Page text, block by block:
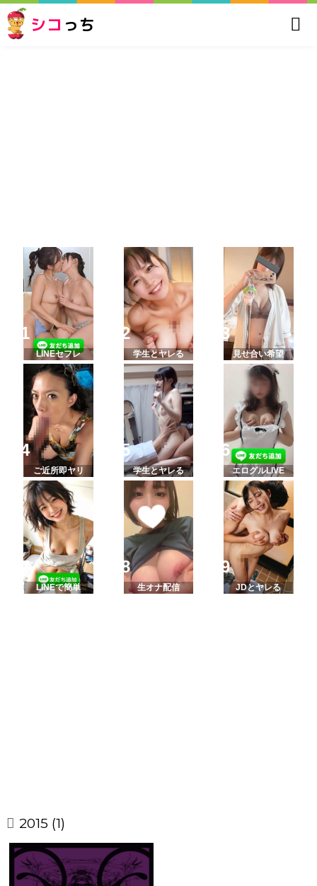
シコ っち
LINEセフレ 学生とヤレる 見せ合い希望
ご近所即ヤリ 学生とヤレる エログルLIVE
LINEで簡単 生オナ配信 JDとヤレる
2015 (1)